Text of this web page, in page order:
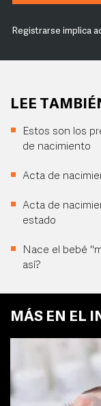
Registrarse implica
LEE
Estos son los
de nacimiento
Acta de
Acta de
estado
Nace el bebé
así?
MÁS EN EL